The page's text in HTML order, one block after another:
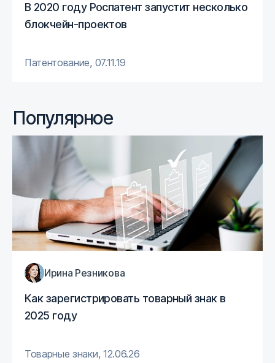
В 2020 году Роспатент запустит несколько
блокчейн-проектов
Патентование, 07.11.19
Популярное
Как зарегистрировать товарный знак в
2025 году
Ирина Резникова
Товарные знаки, 12.06.26